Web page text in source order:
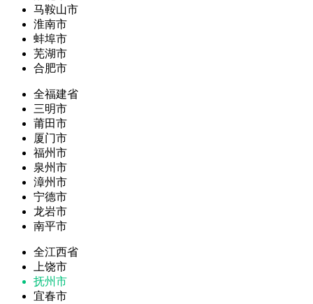
马鞍山市
淮南市
蚌埠市
芜湖市
合肥市
全福建省
三明市
莆田市
厦门市
福州市
泉州市
漳州市
宁德市
龙岩市
南平市
全江西省
上饶市
抚州市
宜春市